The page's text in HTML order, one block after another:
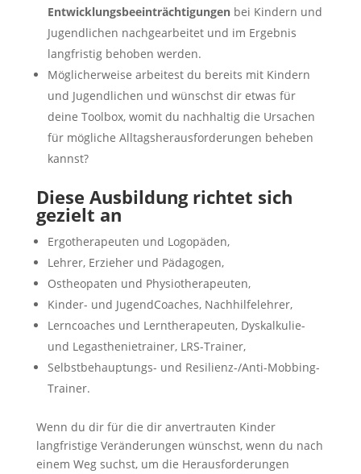
Entwicklungsbeeinträchtigungenbei Kindern und
Jugendlichen nachgearbeitet und im Ergebnis
langfristig behoben werden.
Möglicherweise arbeitest du bereits mit Kindern
und Jugendlichen und wünschst dir etwas für
deine Toolbox, womit du nachhaltig die Ursachen
für mögliche Alltagsherausforderungen beheben
kannst?
Diese Ausbildung richtet sich
gezielt an
Ergotherapeuten und Logopäden,
Lehrer, Erzieher und Pädagogen,
Ostheopaten und Physiotherapeuten,
Kinder- und JugendCoaches, Nachhilfelehrer,
Lerncoaches und Lerntherapeuten, Dyskalkulie-
und Legasthenietrainer, LRS-Trainer,
Selbstbehauptungs- und Resilienz-/Anti-Mobbing-
Trainer.
Wenn du dir für die dir anvertrauten Kinder
langfristige Veränderungen wünschst, wenn du nach
einem Weg suchst, um die Herausforderungen